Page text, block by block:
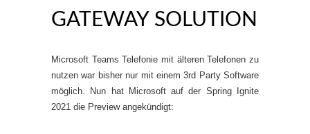
GATEWAY SOLUTION
Microsoft Teams Telefonie mit älteren Telefonen zu
nutzen war bisher nur mit einem 3rd Party Software
möglich. Nun hat Microsoft auf der Spring Ignite
2021 die Preview angekündigt: